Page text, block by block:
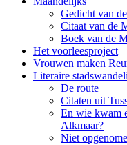
Gedicht van
Citaat van de
Boek van de
Het voorleesproject
Vrouwen maken
Literaire
De route
Citaten uit
En wie kwam
Alkmaar?
Niet